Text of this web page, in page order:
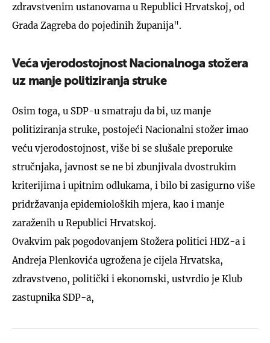
zdravstvenim ustanovama u Republici Hrvatskoj, od
Grada Zagreba do pojedinih županija".
Veća vjerodostojnost Nacionalnoga stožera
uz manje politiziranja struke
Osim toga, u SDP-u smatraju da bi, uz manje
politiziranja struke, postojeći Nacionalni stožer imao
veću vjerodostojnost, više bi se slušale preporuke
stručnjaka, javnost se ne bi zbunjivala dvostrukim
kriterijima i upitnim odlukama, i bilo bi zasigurno više
pridržavanja epidemioloških mjera, kao i manje
zaraženih u Republici Hrvatskoj.
Ovakvim pak pogodovanjem Stožera politici HDZ-a i
Andreja Plenkovića ugrožena je cijela Hrvatska,
zdravstveno, politički i ekonomski, ustvrdio je Klub
zastupnika SDP-a,